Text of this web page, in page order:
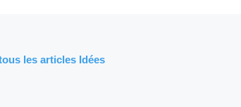
les articles Idées